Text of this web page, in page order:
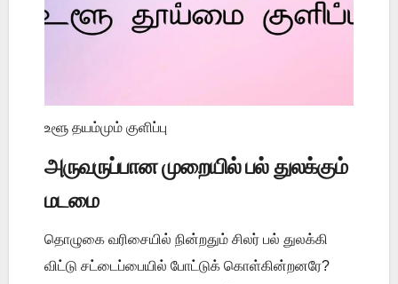
உளூ தயம்மும் குளிப்பு
அருவருப்பான முறையில் பல் துலக்கும்
மடமை
தொழுகை வரிசையில் நின்றதும் சிலர் பல் துலக்கி
விட்டு சட்டைப்பையில் போட்டுக் கொள்கின்றனரே?